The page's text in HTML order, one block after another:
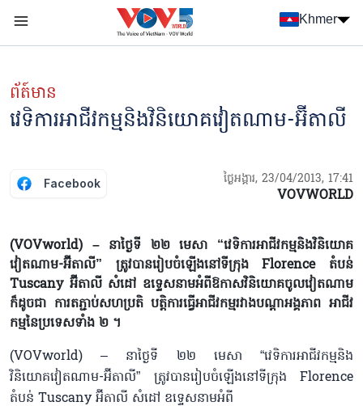
Nhảy đến nội dung
Khmer
ព័ត៍មាន
វេទិការអាជីវកម្មនិងវិនិយោគវៀតណាម-អ៊ីតាលី
Facebook ថ្ងៃអង្គារ, 23/04/2013, 17:41
VOVWORLD
(VOVworld) – នាថ្ងៃទី ២២ មេសា “វេទិការអាជីវកម្មនិងវិនិយោគ
វៀតណាម-អ៊ីតាលី” ត្រូវបានរៀបចំឡើងនៅទីក្រុង Florence តំបន់
Tuscany អ៊ីតាលី សំដៅ ឧទ្ទេសនាមអំពីឱកាសវិនិយោគចូលវៀតណាម
ក៏ដូចជា ការតភ្ជាប់សហប្រតិ បត្តិការធ្វើអាជីវកម្មរវាងបណ្ដាអង្គភាព អាជីវ
កម្មនៃប្រទេសទាំង ២ ។​
(VOVworld) – នាថ្ងៃទី ២២ មេសា “វេទិការអាជីវកម្មនិង
វិនិយោគវៀតណាម-អ៊ីតាលី” ត្រូវបានរៀបចំឡើងនៅទីក្រុង Florence
តំបន់ Tuscany អ៊ីតាលី សំដៅ ឧទ្ទេសនាមអំពី